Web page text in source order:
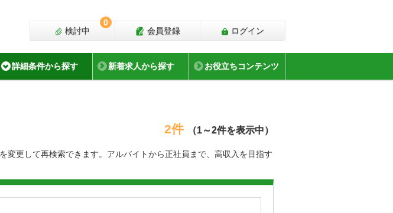
ログイン
会員登録
検討中
0
詳細条件から探す 新着求人から探す お役立ちコンテンツ
2件 （1～2件を表示中）
更して再検索できます。アルバイトから正社員まで、高収入を目指す